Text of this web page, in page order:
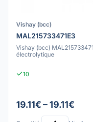
Vishay (bcc)
MAL215733471E3
Vishay (bcc)
électrolytique
10
19.11€ – 19.11€